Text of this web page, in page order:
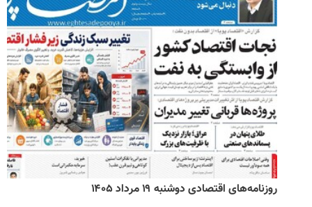
روزنامه‌های اقتصادی دوشنبه ۱۹ مرداد ۱۴۰۵